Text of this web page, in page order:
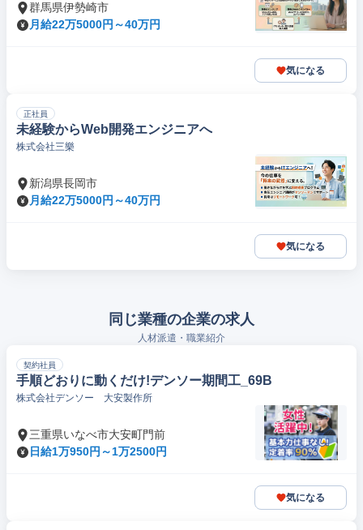
群馬県伊勢崎市
月給22万5000円～40万円
気になる
正社員
未経験からWeb開発エンジニアへ
株式会社三樂
新潟県長岡市
月給22万5000円～40万円
気になる
同じ業種の企業の求人
人材派遣・職業紹介
契約社員
手順どおりに動くだけ!デンソー期間工_69B
株式会社デンソー 大安製作所
三重県いなべ市大安町門前
日給1万950円～1万2500円
気になる